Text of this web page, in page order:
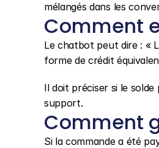
mélangés dans les
Comment
Le chatbot peut dire : «
forme de crédit
Il doit préciser si le
support.
Comment
Si la commande a été